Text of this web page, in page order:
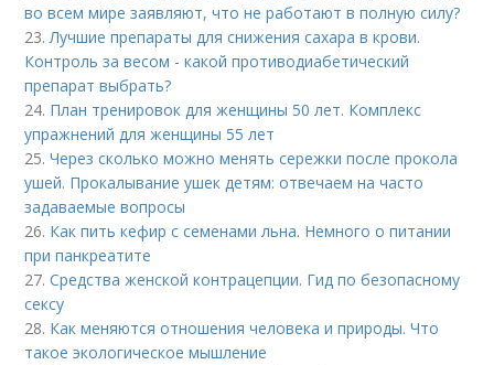
во всем мире заявляют, что не работают в полную силу?
23.Лучшие препараты для снижения сахара в крови.
Контроль за весом - какой противодиабетический
препарат выбрать?
24. План тренировок для женщины 50 лет. Комплекс
упражнений для женщины 55 лет
25.Через сколько можно менять сережки после прокола
ушей. Прокалывание ушек детям: отвечаем на часто
задаваемые вопросы
26. Как пить кефир с семенами льна. Немного о питании
при панкреатите
27.Средства женской контрацепции. Гид по безопасному
сексу
28. Как меняются отношения человека и природы. Что
такое экологическое мышление